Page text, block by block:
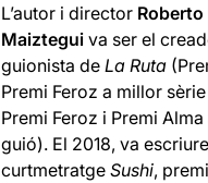
L’autor i director
Maiztegui va ser el
guionista deLa Ruta
Premi Feroz a millor
Premi Feroz i Premi
guió). El 2018, va
curtmetratgeSushi,